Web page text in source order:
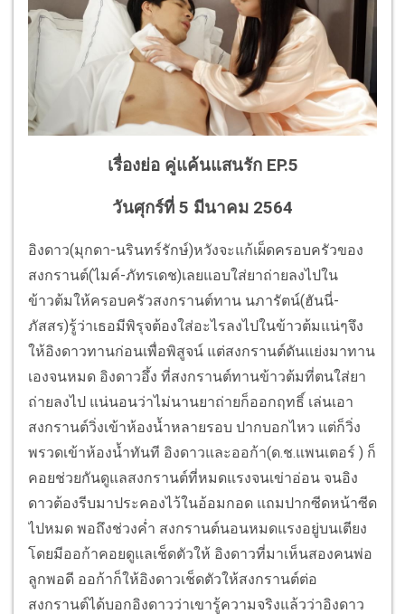
เรื่องย่อ คู่แค้นแสนรัก EP.5
วันศุกร์ที่ 5 มีนาคม 2564
อิงดาว(มุกดา-นรินทร์รักษ์)หวังจะแก้เผ็ดครอบครัวของ
สงกรานต์(ไมค์-ภัทรเดช)เลยแอบใส่ยาถ่ายลงไปใน
ข้าวต้มให้ครอบครัวสงกรานต์ทาน นภารัตน์(ฮันนี่-
ภัสสร)รู้ว่าเธอมีพิรุจต้องใส่อะไรลงไปในข้าวต้มแน่ๆจึง
ให้อิงดาวทานก่อนเพื่อพิสูจน์ แต่สงกรานต์ดันแย่งมาทาน
เองจนหมด อิงดาวอึ้ง ที่สงกรานต์ทานข้าวต้มที่ตนใส่ยา
ถ่ายลงไป แน่นอนว่าไม่นานยาถ่ายก็ออกฤทธิ์ เล่นเอา
สงกรานต์วิ่งเข้าห้องน้ำหลายรอบ ปากบอกไหว แต่ก็วิ่ง
พรวดเข้าห้องน้ำทันที อิงดาวและออก้า(ด.ช.แพนเตอร์ ) ก็
คอยช่วยกันดูแลสงกรานต์ที่หมดแรงจนเข่าอ่อน จนอิง
ดาวต้องรีบมาประคองไว้ในอ้อมกอด แถมปากซีดหน้าซีด
ไปหมด พอถึงช่วงค่ำ สงกรานต์นอนหมดแรงอยู่บนเตียง
โดยมีออก้าคอยดูแลเช็ดตัวให้ อิงดาวที่มาเห็นสองคนพ่อ
ลูกพอดี ออก้าก็ให้อิงดาวเช็ดตัวให้สงกรานต์ต่อ
สงกรานต์ได้บอกอิงดาวว่าเขารู้ความจริงแล้วว่าอิงดาว